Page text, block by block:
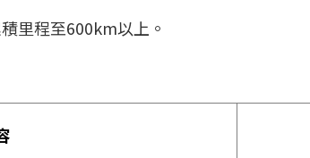
里程至600km以上。